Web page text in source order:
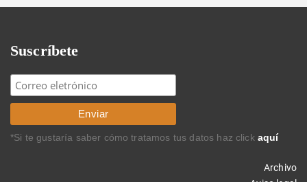
Suscríbete
*Si te gustaría saber cómo tratamos tus datos haz click aquí
Archivo